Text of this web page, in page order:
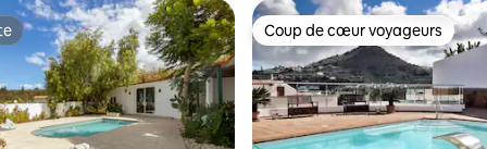
Coup de cœur voyageurs
Coup de cœur voyageurs